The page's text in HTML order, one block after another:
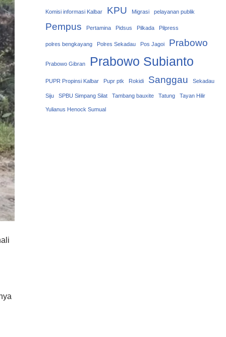
Komisi informasi Kalbar KPU Migrasi pelayanan publik
Pempus Pertamina Pidsus Pilkada Pilpress
polres bengkayang Polres Sekadau Pos Jagoi Prabowo
Prabowo Gibran Prabowo Subianto
PUPR Propinsi Kalbar Pupr ptk Rokidi Sanggau Sekadau
Siju SPBU Simpang Silat Tambang bauxite Tatung Tayan Hilir
Yulianus Henock Sumual